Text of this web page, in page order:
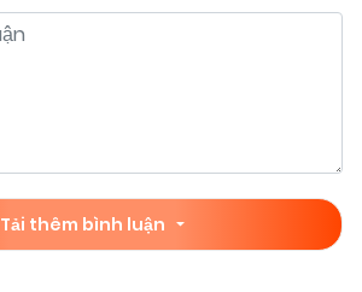
Tải thêm bình luận